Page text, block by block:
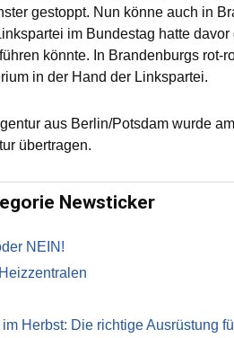
gestoppt. Nun könne auch in
im Bundestag hatte
könnte. In Brandenburgs rot-
in der Hand der Linkspartei.
aus Berlin/Potsdam wurde
übertragen.
Newsticker
NEIN!
Herbst: Die richtige Ausrüstung